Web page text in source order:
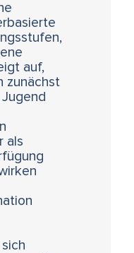
auf,
zunächst
als